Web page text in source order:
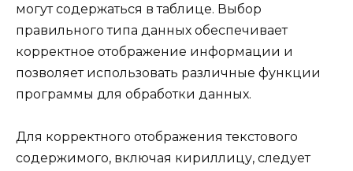
могут содержаться в таблице. Выбор
правильного типа данных обеспечивает
корректное отображение информации и
позволяет использовать различные функции
программы для обработки данных.
Для корректного отображения текстового
содержимого, включая кириллицу, следует